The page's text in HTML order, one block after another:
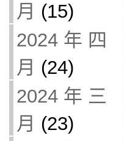
月 (15)
2024 年 四
月 (24)
2024 年 三
月 (23)